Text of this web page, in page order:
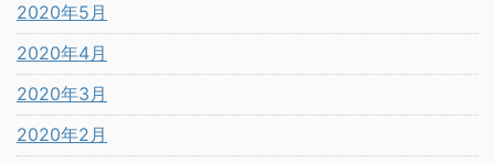
2020年5月
2020年4月
2020年3月
2020年2月